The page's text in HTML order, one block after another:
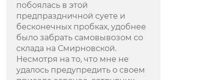
побоялась в этой
предпраздничной суете и
бесконечных пробках, удобнее
было забрать самовывозом со
склада на Смирновской.
Несмотря на то, что мне не
удалось предупредить о своем